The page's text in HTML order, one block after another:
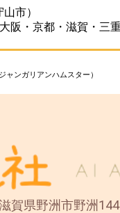
市）
阪・京都・滋賀・三
ャンガリアンハムスター）
県野洲市野洲